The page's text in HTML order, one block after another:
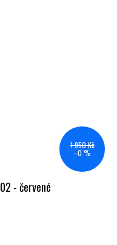
1 950 Kč
–0 %
- červené